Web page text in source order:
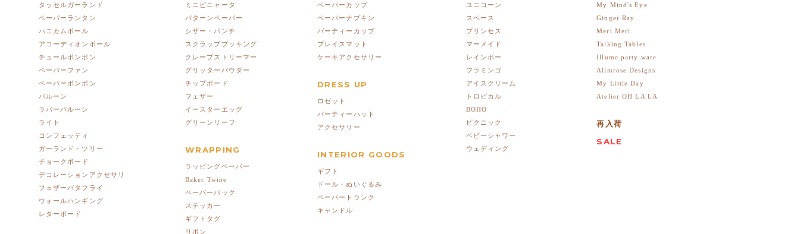
タッセルガーランド
ペーパーランタン
ハニカムボール
アコーディオンボール
チュールポンポン
ペーパーファン
ペーパーポンポン
バルーン
ラバーバルーン
ライト
コンフェッティ
ガーランド・ツリー
チョークボード
デコレーションアクセサリ
フェザーバタフライ
ウォールハンギング
レターボード
ミニピニャータ
パターンペーパー
シザー・パンチ
スクラップブッキング
クレープストリーマー
グリッターパウダー
チップボード
フェザー
イースターエッグ
グリーンリーフ
WRAPPING
ラッピングペーパー
Baker Twine
ペーパーバック
ステッカー
ギフトタグ
リボン
ペーパーカップ
ペーパーナプキン
パーティーカップ
プレイスマット
ケーキアクセサリー
DRESS UP
ロゼット
パーティーハット
アクセサリー
INTERIOR GOODS
ギフト
ドール・ぬいぐるみ
ペーパートランク
キャンドル
ユニコーン
スペース
プリンセス
マーメイド
レインボー
フラミンゴ
アイスクリーム
トロピカル
BOHO
ピクニック
ベビーシャワー
ウェディング
My Mind's Eye
Ginger Ray
Meri Meri
Talking Tables
Illume party ware
Alimrose Designs
My Little Day
Atelier OH LA LA
再入荷
SALE